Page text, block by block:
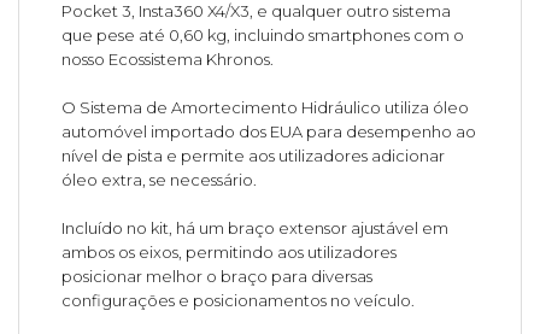
Pocket 3, Insta360 X4/X3, e qualquer outro sistema
que pese até 0,60 kg, incluindo smartphones com o
nosso Ecossistema Khronos.
O Sistema de Amortecimento Hidráulico utiliza óleo
automóvel importado dos EUA para desempenho ao
nível de pista e permite aos utilizadores adicionar
óleo extra, se necessário.
Incluído no kit, há um braço extensor ajustável em
ambos os eixos, permitindo aos utilizadores
posicionar melhor o braço para diversas
configurações e posicionamentos no veículo.